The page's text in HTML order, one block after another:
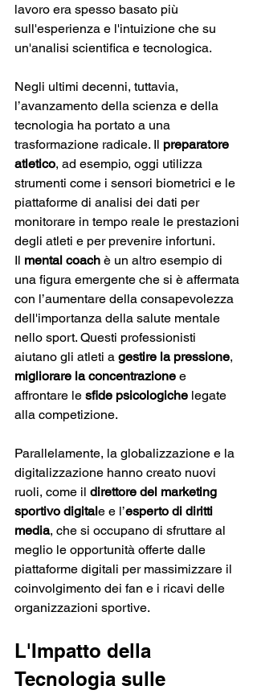
lavoro era spesso basato più
sull'esperienza e l'intuizione che su
un'analisi scientifica e tecnologica.
Negli ultimi decenni, tuttavia,
l’avanzamento della scienza e della
tecnologia ha portato a una
trasformazione radicale. Il preparatore
atletico, ad esempio, oggi utilizza
strumenti come i sensori biometrici e le
piattaforme di analisi dei dati per
monitorare in tempo reale le prestazioni
degli atleti e per prevenire infortuni.
Il mental coach è un altro esempio di
una figura emergente che si è affermata
con l’aumentare della consapevolezza
dell'importanza della salute mentale
nello sport. Questi professionisti
aiutano gli atleti a gestire la pressione,
migliorare la concentrazione e
affrontare le sfide psicologiche legate
alla competizione​.
Parallelamente, la globalizzazione e la
digitalizzazione hanno creato nuovi
ruoli, come il direttore del marketing
sportivo digitale e l’esperto di diritti
media, che si occupano di sfruttare al
meglio le opportunità offerte dalle
piattaforme digitali per massimizzare il
coinvolgimento dei fan e i ricavi delle
organizzazioni sportive.
L'Impatto della
Tecnologia sulle